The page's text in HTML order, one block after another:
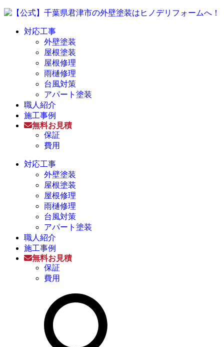
対応工事
外壁塗装
屋根塗装
屋根修理
雨樋修理
台風対策
アパート塗装
職人紹介
施工事例
無料お見積
保証
費用
対応工事
外壁塗装
屋根塗装
屋根修理
雨樋修理
台風対策
アパート塗装
職人紹介
施工事例
無料お見積
保証
費用